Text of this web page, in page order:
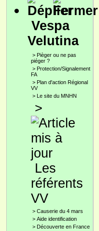
Vespa
Velutina
> Pièger ou ne pas
piéger ?
> Protection/Signalement
FA
> Plan d'action Régional
VV
> Le site du MNHN
>
Les
référents
VV
> Causerie du 4 mars
> Aide identification
> Découverte en France